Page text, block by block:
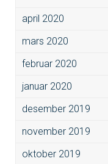
april 2020
mars 2020
februar 2020
januar 2020
desember 2019
november 2019
oktober 2019